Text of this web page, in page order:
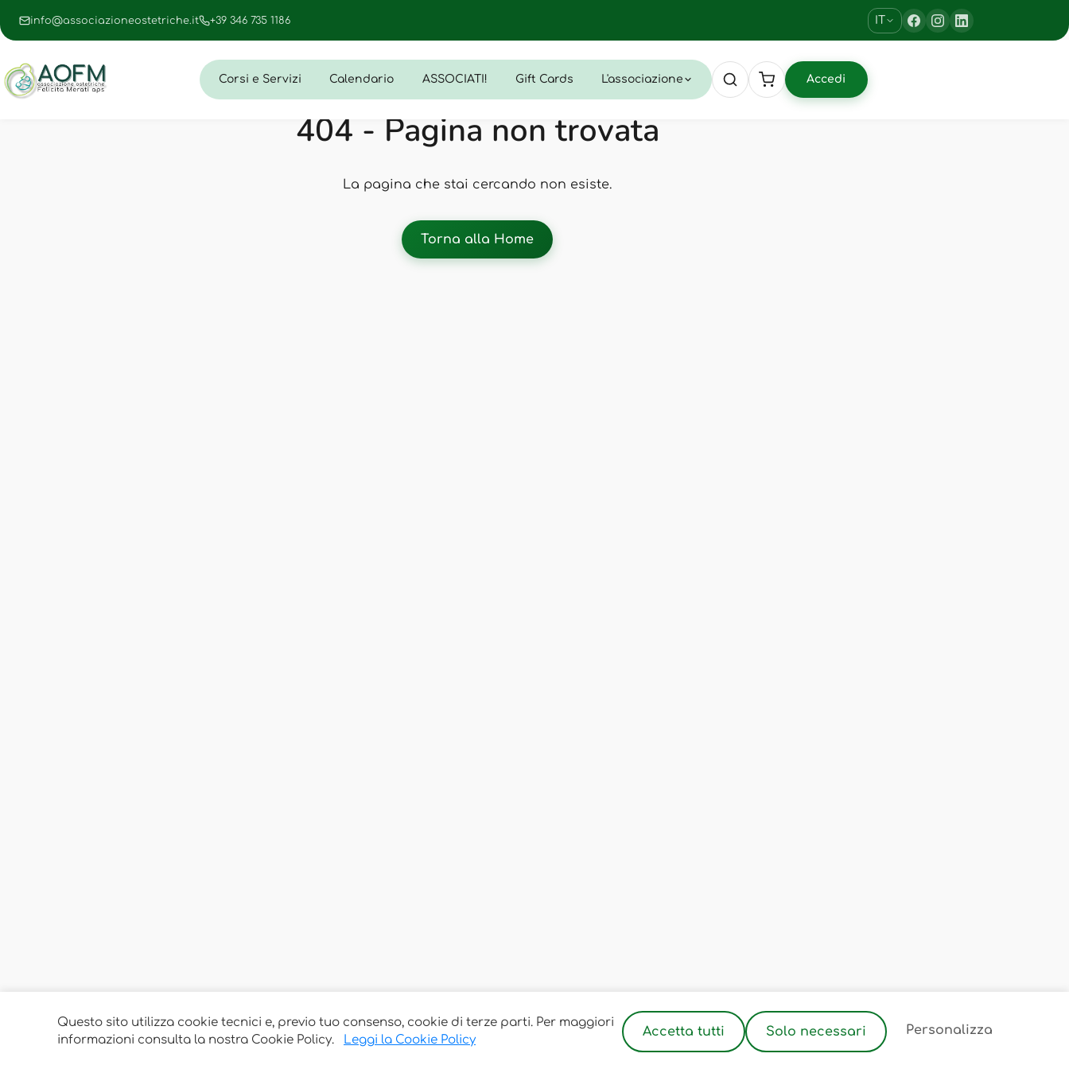
info@associazioneostetriche.it +39 346 735 1186 IT
Corsi e Servizi Calendario ASSOCIATI! Gift Cards L'associazione Accedi
404 - Pagina non trovata
La pagina che stai cercando non esiste.
Torna alla Home
Questo sito utilizza cookie tecnici e, previo tuo consenso, cookie di terze parti. Per maggiori
informazioni consulta la nostra Cookie Policy.
Leggi la Cookie Policy
Accetta tutti Solo necessari Personalizza